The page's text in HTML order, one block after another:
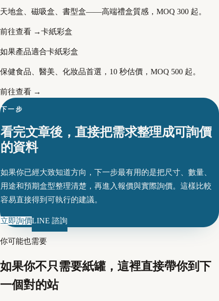
天地盒、磁吸盒、書型盒——高端禮盒質感，MOQ 300 起。
前往查看 →卡紙彩盒
如果產品適合卡紙彩盒
保健食品、醫美、化妝品首選，10 秒估價，MOQ 500 起。
前往查看 →
下一步
看完文章後，直接把需求整理成可詢價
的資料
如果你已經大致知道方向，下一步最有用的是把尺寸、數量、
用途和預期盒型整理清楚，再進入報價與實際詢價。這樣比較
容易直接得到可執行的建議。
立即詢價LINE 諮詢
你可能也需要
如果你不只需要紙罐，這裡直接帶你到下
一個對的站